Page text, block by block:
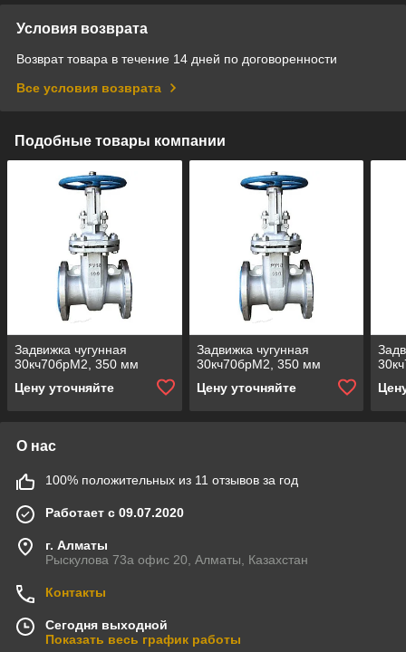
Условия возврата
Возврат товара в течение 14 дней по договоренности
Все условия возврата
Подобные товары компании
Задвижка чугунная
30кч70брМ2, 350 мм
Цену уточняйте
Задвижка чугунная
30кч70брМ2, 350 мм
Цену уточняйте
О нас
100% положительных из 11 отзывов за год
Работает с 09.07.2020
г. Алматы
Рыскулова 73а офис 20, Алматы, Казахстан
Контакты
Сегодня выходной
Показать весь график работы